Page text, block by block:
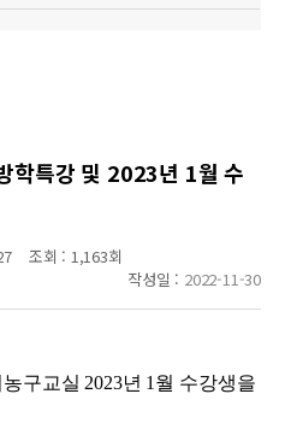
학특강 및 2023년 1월 수
조회 : 1,163회
작성일 : 2022-11-30
구교실 2023년 1월 수강생을